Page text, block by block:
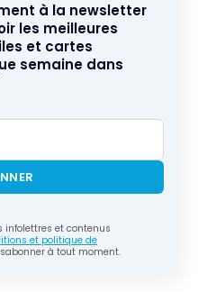
à la newsletter
les meilleures
et cartes
semaine dans
infolettres et contenus
et politique de
à tout moment.